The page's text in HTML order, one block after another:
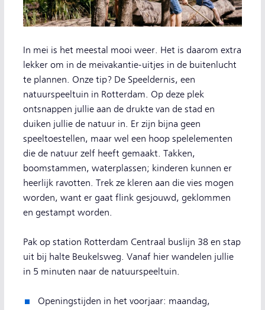
In mei is het meestal mooi weer. Het is daarom extra
lekker om in de meivakantie-uitjes in de buitenlucht
te plannen. Onze tip? De Speeldernis, een
natuurspeeltuin in Rotterdam. Op deze plek
ontsnappen jullie aan de drukte van de stad en
duiken jullie de natuur in. Er zijn bijna geen
speeltoestellen, maar wel een hoop spelelementen
die de natuur zelf heeft gemaakt. Takken,
boomstammen, waterplassen; kinderen kunnen er
heerlijk ravotten. Trek ze kleren aan die vies mogen
worden, want er gaat flink gesjouwd, geklommen
en gestampt worden.
Pak op station Rotterdam Centraal buslijn 38 en stap
uit bij halte Beukelsweg. Vanaf hier wandelen jullie
in 5 minuten naar de natuurspeeltuin.
Openingstijden in het voorjaar: maandag,